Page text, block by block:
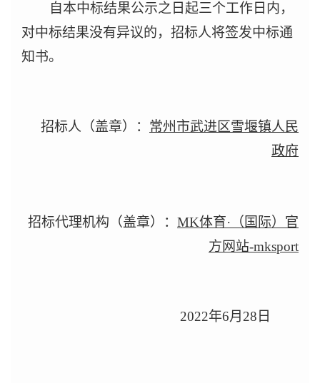
自本中标结果公示之日起三个工作日内，
对中标结果没有异议的，招标人将签发中标通
知书。
招标人（盖章）： 常州市武进区雪堰镇人民
政府
招标代理机构（盖章）： MK体育·（国际）官
方网站-mksport
2022年6月28日